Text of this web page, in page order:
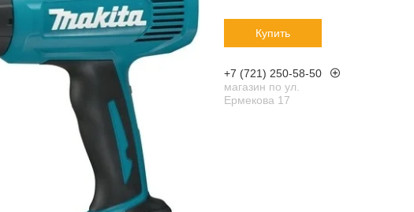
Купить
+7 (721) 250-58-50
магазин по ул.
Ермекова 17